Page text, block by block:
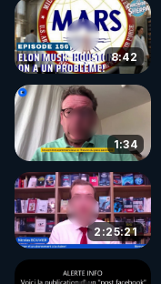
8:42
1:34
2:25:21